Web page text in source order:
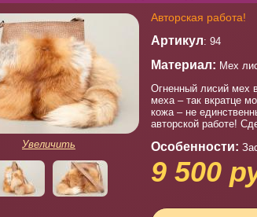
Увеличить
Авторская работа!
Артикул: 94
Материал: Мех
Огненный лисий мех
меха – так вкратце
кожа – не
авторской работе!
Особенности:
9 500